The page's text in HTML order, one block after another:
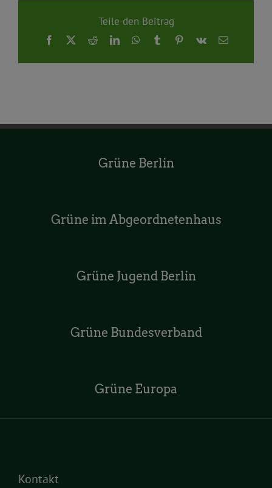
Teile den Beitrag
Facebook
X RedditLinkedInWhatsApp
TumblrPinterest
Vk
E-
Grüne Berlin
Grüne im Abgeordnetenhaus
Grüne Jugend Berlin
Grüne Bundesverband
Grüne Europa
Kontakt